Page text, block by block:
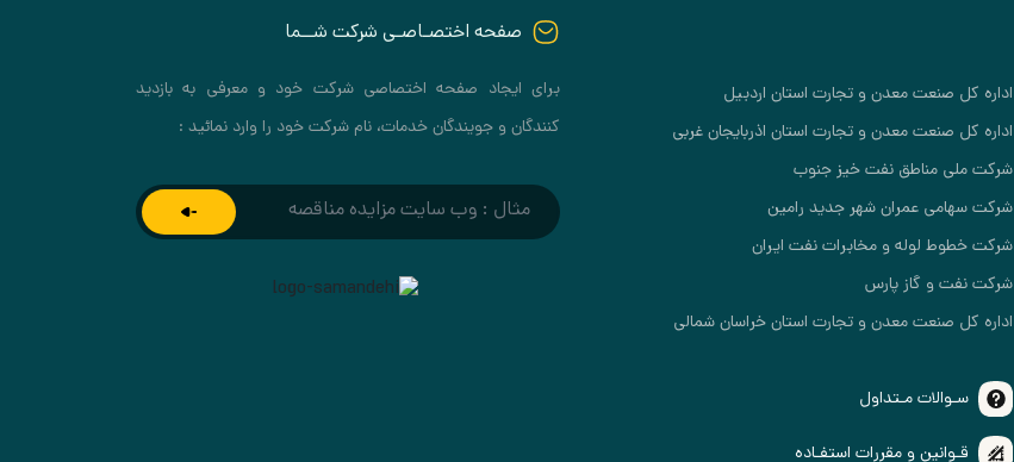
اداره کل صنعت معدن و تجارت استان اردبیل
اداره کل صنعت معدن و تجارت استان اذربایجان غربی
شرکت ملی مناطق نفت خیز جنوب
شرکت سهامی عمران شهر جدید رامین
شرکت خطوط لوله و مخابرات نفت ایران
شرکت نفت و گاز پارس
اداره کل صنعت معدن و تجارت استان خراسان شمالی
سـوالات مـتداول
قـوانین و مقررات استفـاده
صفحه اختصـاصـی شرکت شــما
برای ایجاد صفحه اختصاصی شرکت خود و معرفی به بازدید
کنندگان و جویندگان خدمات، نام شرکت خود را وارد نمائید :